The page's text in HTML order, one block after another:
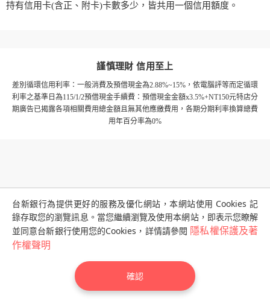
持有信用卡(含正、附卡)卡數多少，皆共用一個信用額度。
謹慎理財 信用至上
差別循環信用利率：一般消費及預借現金為2.88%~15%，依電腦評等而定循環
利率之基準日為115/1/2預借現金手續費：預借現金金額x3.5%+NT150元特店分
期廣告已揭露各項相關費用總金額且無其他應繳費用，各期分期利率換算總費
用年百分率為0%
台新銀行為提供更好的服務及優化網站，本網站使用 Cookies 記
錄存取您的瀏覽訊息。當您繼續瀏覽及使用本網站，即表示您瞭解
並同意台新銀行使用您的Cookies，詳情請參閱 隱私權保護及著
作權聲明
確認